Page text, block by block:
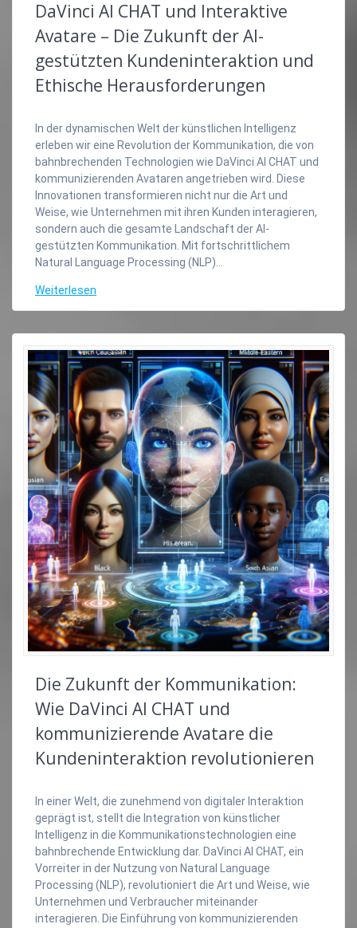
DaVinci AI CHAT und Interaktive
Avatare – Die Zukunft der AI-
gestützten Kundeninteraktion und
Ethische Herausforderungen
In der dynamischen Welt der künstlichen Intelligenz
erleben wir eine Revolution der Kommunikation, die von
bahnbrechenden Technologien wie DaVinci AI CHAT und
kommunizierenden Avataren angetrieben wird. Diese
Innovationen transformieren nicht nur die Art und
Weise, wie Unternehmen mit ihren Kunden interagieren,
sondern auch die gesamte Landschaft der AI-
gestützten Kommunikation. Mit fortschrittlichem
Natural Language Processing (NLP)…
Weiterlesen
Die Zukunft der Kommunikation:
Wie DaVinci AI CHAT und
kommunizierende Avatare die
Kundeninteraktion revolutionieren
In einer Welt, die zunehmend von digitaler Interaktion
geprägt ist, stellt die Integration von künstlicher
Intelligenz in die Kommunikationstechnologien eine
bahnbrechende Entwicklung dar. DaVinci AI CHAT, ein
Vorreiter in der Nutzung von Natural Language
Processing (NLP), revolutioniert die Art und Weise, wie
Unternehmen und Verbraucher miteinander
interagieren. Die Einführung von kommunizierenden